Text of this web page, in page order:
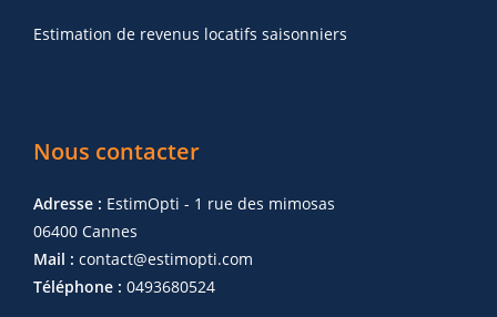
Estimation de revenus locatifs saisonniers
Nous contacter
Adresse : EstimOpti - 1 rue des mimosas
06400 Cannes
Mail : contact@estimopti.com
Téléphone : 0493680524